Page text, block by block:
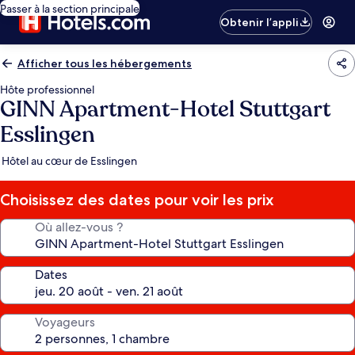
Passer à la section principale
Obtenir l’appli
Afficher tous les hébergements
Hôte professionnel
GINN Apartment-Hotel Stuttgart
Esslingen
Hôtel au cœur de Esslingen
Choisissez des dates pour voir les prix
Où allez-vous ?
Dates
Voyageurs